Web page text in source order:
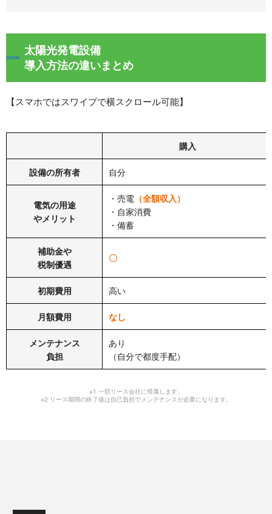
太陽光発電設備
導入方法の違いまとめ
【スマホではスワイプで横スクロール可能】
購入
設備の所有者 自分
電気の用途
やメリット
・売電 （全額収入）
・自家消費
・備蓄
補助金や
税制優遇
〇
初期費用 高い
月額費用 なし
メンテナンス
負担
あり
（自分で都度手配）
※1 一部リース会社に帰属します。
※2 リース期間の終了後は自己負担でメンテナンスが必要になります。